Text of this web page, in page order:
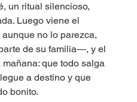
un ritual silencioso,
Luego viene el
no lo parezca,
de su familia—, y el
que todo salga
a destino y que
bonito.